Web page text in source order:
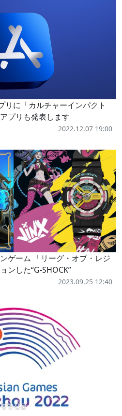
リに「カルチャーインパクト
プリも発表します
2022.12.07 19:00
ゲーム 「リーグ・オブ・レジ
ンした“G-SHOCK”
2023.09.25 12:40